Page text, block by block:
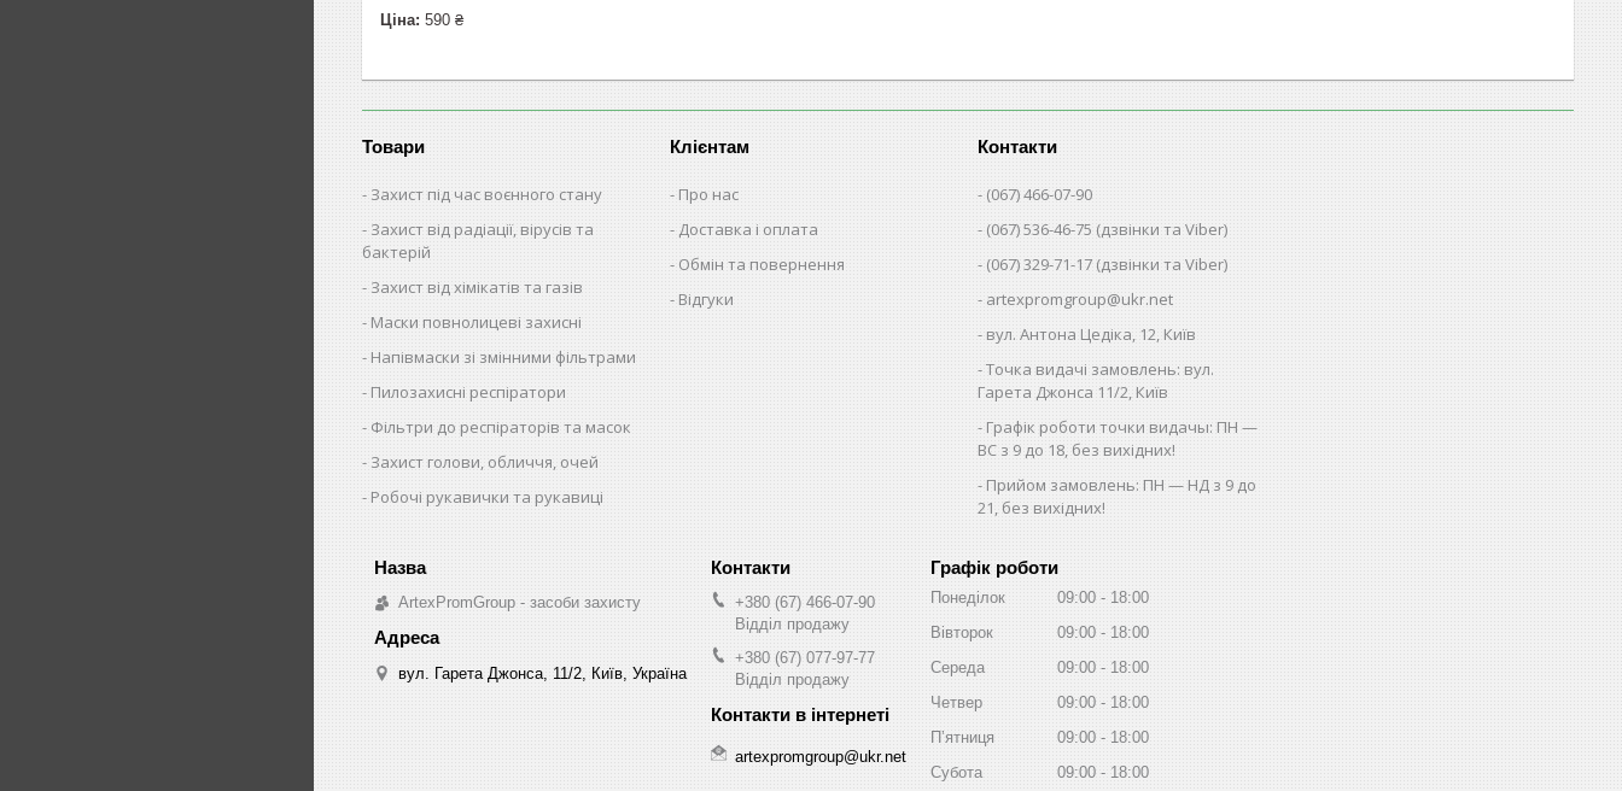
Ціна: 590 ₴
Товари
Захист під час воєнного стану
Захист від радіації, вірусів та
бактерій
Захист від хімікатів та газів
Маски повнолицеві захисні
Напівмаски зі змінними фільтрами
Пилозахисні респіратори
Фільтри до респіраторів та масок
Захист голови, обличчя, очей
Робочі рукавички та рукавиці
Клієнтам
Про нас
Доставка і оплата
Обмін та повернення
Відгуки
Контакти
(067) 466-07-90
(067) 536-46-75 (дзвінки та Viber)
(067) 329-71-17 (дзвінки та Viber)
artexpromgroup@ukr.net
вул. Антона Цедіка, 12, Київ
Точка видачі замовлень: вул.
Гарета Джонса 11/2, Київ
Графік роботи точки видачы: ПН —
ВС з 9 до 18, без вихідних!
Прийом замовлень: ПН — НД з 9 до
21, без вихідних!
ArtexPromGroup - засоби захисту
вул. Гарета Джонса, 11/2, Київ, Україна
+380 (67) 466-07-90
Відділ продажу
+380 (67) 077-97-77
Відділ продажу
artexpromgroup@ukr.net
Графік роботи
Понеділок 09:00
18:00
Вівторок
09:00
18:00
Середа
09:00
18:00
Четвер
09:00
18:00
Пʼятниця
09:00
18:00
Субота
09:00 18:00